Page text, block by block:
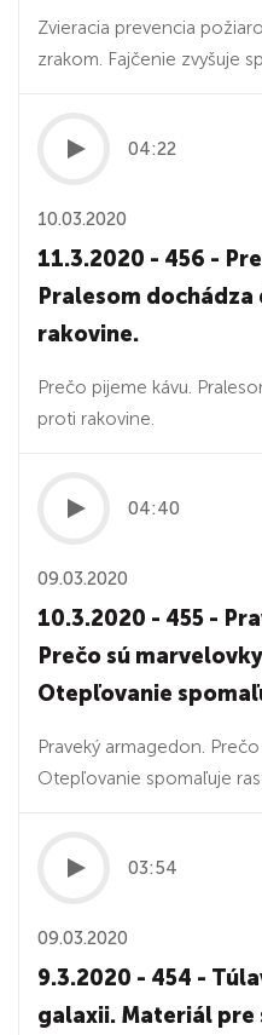
Zvieracia prevencia
zrakom. Fajčenie zvyšuje
04:22
10.03.2020
11.3.2020 - 456 -
Pralesom
rakovine.
Prečo pijeme kávu.
proti rakovine.
04:40
09.03.2020
10.3.2020 - 455 -
Prečo sú
Otepľovanie
Praveký armagedon.
Otepľovanie spomaľuje
03:54
09.03.2020
9.3.2020 - 454 -
galaxii. Materiál pre